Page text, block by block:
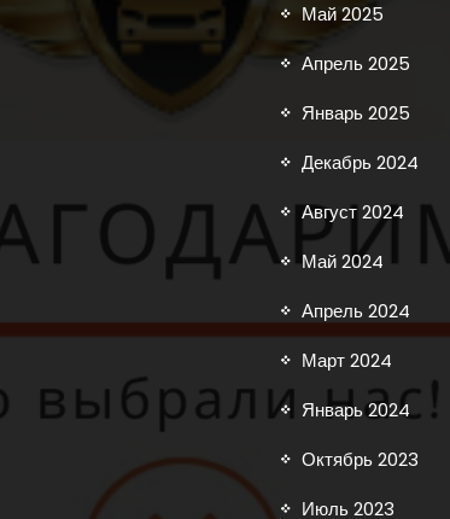
Май 2025
Апрель 2025
Январь 2025
Декабрь 2024
Август 2024
Май 2024
Апрель 2024
Март 2024
Январь 2024
Октябрь 2023
Июль 2023